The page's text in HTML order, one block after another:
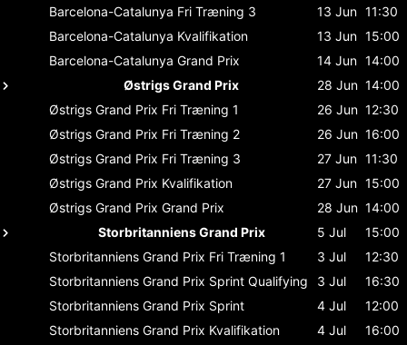
Barcelona-Catalunya Fri Træning 3 13 Jun 11:30
Barcelona-Catalunya Kvalifikation 13 Jun 15:00
Barcelona-Catalunya Grand Prix 14 Jun 14:00
Østrigs Grand Prix
28 Jun 14:00
Østrigs Grand Prix Fri Træning 1 26 Jun 12:30
Østrigs Grand Prix Fri Træning 2 26 Jun 16:00
Østrigs Grand Prix Fri Træning 3 27 Jun 11:30
Østrigs Grand Prix Kvalifikation 27 Jun 15:00
Østrigs Grand Prix Grand Prix 28 Jun 14:00
Storbritanniens Grand Prix
5 Jul
15:00
Storbritanniens Grand Prix Fri Træning 1 3 Jul
12:30
Storbritanniens Grand Prix Sprint Qualifying 3 Jul
16:30
Storbritanniens Grand Prix Sprint 4 Jul
12:00
Storbritanniens Grand Prix Kvalifikation 4 Jul
16:00